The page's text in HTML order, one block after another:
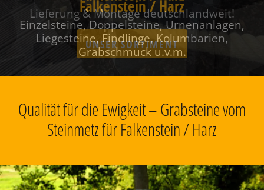
Falkenstein / Harz
Einzelsteine, Doppelsteine, Urnenanlagen,
Liegesteine, Findlinge, Kolumbarien,
Grabschmuck u.v.m.
Qualität für die Ewigkeit – Grabsteine vom
Steinmetz für Falkenstein / Harz